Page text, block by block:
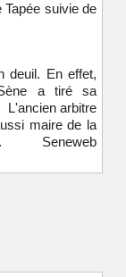
Tapée suivie de
deuil. En effet,
a tiré sa
L'ancien arbitre
maire de la
Seneweb